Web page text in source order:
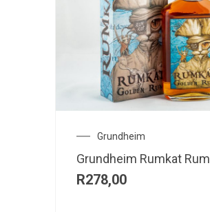
Grundheim
Grundheim Rumkat Rum
R278,00